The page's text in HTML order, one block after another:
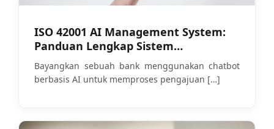
ISO 42001 AI Management System:
Panduan Lengkap Sistem
Manajemen Kecerdasan Buatan
untuk Perusahaan
Bayangkan sebuah bank menggunakan chatbot
berbasis AI untuk memproses pengajuan […]